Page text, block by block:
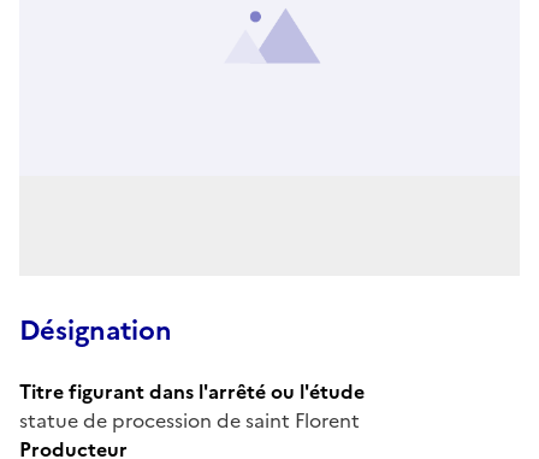
Désignation
Titre figurant dans l'arrêté ou l'étude
statue de procession de saint Florent
Producteur